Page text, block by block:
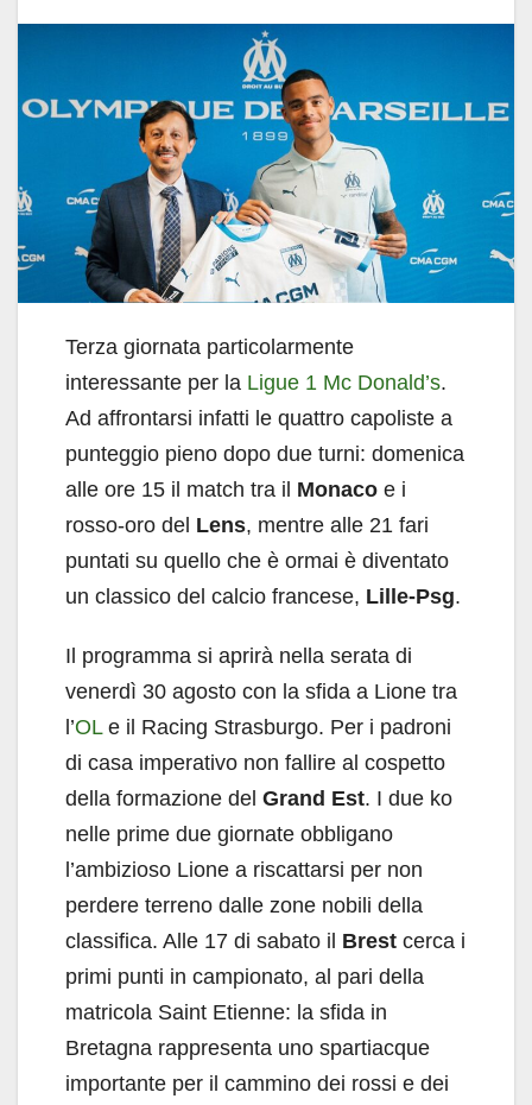
Terza giornata particolarmente
interessante per la Ligue 1 Mc Donald’s.
Ad affrontarsi infatti le quattro capoliste a
punteggio pieno dopo due turni: domenica
alle ore 15 il match tra il Monaco e i
rosso-oro del Lens, mentre alle 21 fari
puntati su quello che è ormai è diventato
un classico del calcio francese, Lille-Psg.
Il programma si aprirà nella serata di
venerdì 30 agosto con la sfida a Lione tra
l’OLe il Racing Strasburgo. Per i padroni
di casa imperativo non fallire al cospetto
della formazione del Grand Est. I due ko
nelle prime due giornate obbligano
l’ambizioso Lione a riscattarsi per non
perdere terreno dalle zone nobili della
classifica. Alle 17 di sabato il Brest cerca i
primi punti in campionato, al pari della
matricola Saint Etienne: la sfida in
Bretagna rappresenta uno spartiacque
importante per il cammino dei rossi e dei